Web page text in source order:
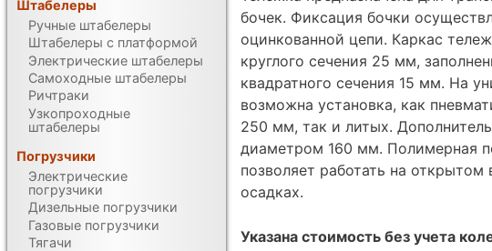
бочек. Фиксация бочки
оцинкованной цепи. Каркас
круглого сечения 25 мм,
квадратного сечения 15 мм. На
возможна установка, как
250 мм, так и литых.
диаметром 160 мм. Полимерная
позволяет работать на
осадках.
Указана стоимость без учета
Штабелеры
Ручные штабелеры
Штабелеры с платформой
Электрические штабелеры
Самоходные штабелеры
Ричтраки
Узкопроходные
штабелеры
Погрузчики
Электрические
погрузчики
Дизельные погрузчики
Газовые погрузчики
Тягачи